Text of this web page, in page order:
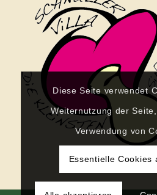
Diese Seite verwendet
Weiternutzung der
Verwendung von
Essentielle Cookies